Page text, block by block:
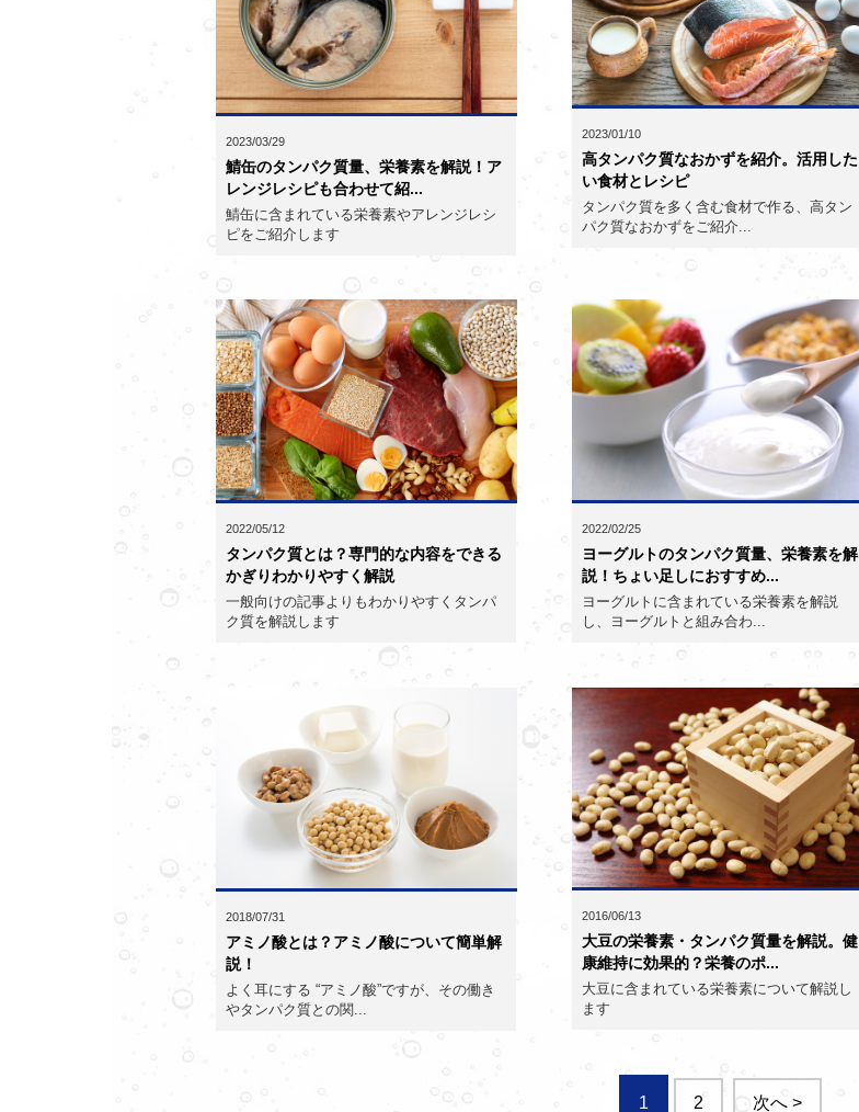
2023/03/29
鯖缶のタンパク質量、栄養素を解説！ア
レンジレシピも合わせて紹...
鯖缶に含まれている栄養素やアレンジレシ
ピをご紹介します
2023/01/10
高タンパク質なおかずを紹介。活用した
い食材とレシピ
タンパク質を多く含む食材で作る、高タン
パク質なおかずをご紹介...
2022/05/12
タンパク質とは？専門的な内容をできる
かぎりわかりやすく解説
一般向けの記事よりもわかりやすくタンパ
ク質を解説します
2022/02/25
ヨーグルトのタンパク質量、栄養素を解
説！ちょい足しにおすすめ...
ヨーグルトに含まれている栄養素を解説
し、ヨーグルトと組み合わ...
2018/07/31
アミノ酸とは？アミノ酸について簡単解
説！
よく耳にする “アミノ酸”ですが、その働き
やタンパク質との関...
2016/06/13
大豆の栄養素・タンパク質量を解説。健
康維持に効果的？栄養のポ...
大豆に含まれている栄養素について解説し
ます
1 2 次へ >